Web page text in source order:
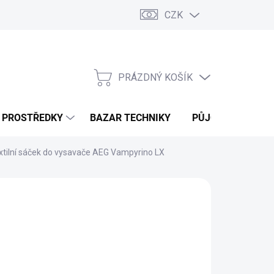
CZK
NÁKUPNÍ
PRÁZDNÝ KOŠÍK
BAZAR TECHNIKY PŮJČOVNA
sáček do vysavače AEG Vampyrino LX